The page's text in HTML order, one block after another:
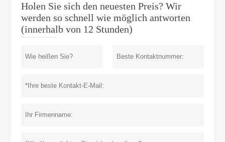
Holen Sie sich den neuesten Preis? Wir
werden so schnell wie möglich antworten
(innerhalb von 12 Stunden)